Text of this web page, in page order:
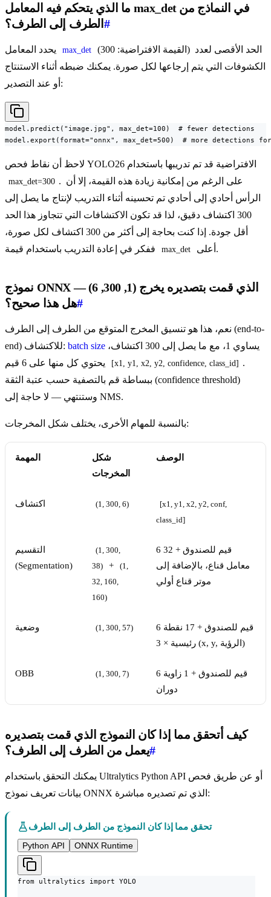
ما الذي يتحكم فيه المعامل max_det في النماذج من
الطرف إلى الطرف؟ #
max_det
(القيمة الافتراضية: 300) الحد الأقصى لعدد
الكشوفات التي يتم إرجاعها لكل صورة. يمكنك ضبطه أثناء الاستنتاج
أو عند التصدير:
model.predict("image.jpg", max_det=100)  # fewer detections
model.export(format="onnx", max_det=500)  # more detections
لاحظ أن نقاط فحص YOLO26 الافتراضية قد تم تدريبها باستخدام
max_det=300 . على الرغم من إمكانية زيادة هذه القيمة، إلا أن
الرأس أحادي إلى أحادي تم تحسينه أثناء التدريب لإنتاج ما يصل إلى
300 اكتشاف دقيق، لذا قد تكون الاكتشافات التي تتجاوز هذا الحد
أقل جودة. إذا كنت بحاجة إلى أكثر من 300 اكتشاف لكل صورة،
max_det أعلى.
نموذج ONNX الذي قمت بتصديره يخرج (1, 300, 6) —
هل هذا صحيح؟#
نعم، هذا هو تنسيق المخرج المتوقع من الطرف إلى الطرف (end-to-
end) للاكتشاف: batch size
[x1, y1, x2, y2, confidence, class_id] .
ببساطة قم بالتصفية حسب عتبة الثقة (confidence threshold)
وستنتهي — لا حاجة إلى NMS.
بالنسبة للمهام الأخرى، يختلف شكل المخرجات:
المهمة
شكل
المخرجات
الوصف
اكتشاف (1, 300, 6)
[x1, y1, x2, y2, conf,
class_id]
التقسيم
(Segmentation)
(1, 300,
38)
+
(1,
32, 160,
160)
6 قيم للصندوق + 32
معامل قناع، بالإضافة إلى
موتر قناع أولي
وضعية (1, 300, 57)
6 قيم للصندوق + 17 نقطة
رئيسية × 3 (x, y, الرؤية)
OBB (1, 300, 7)
6 قيم للصندوق + 1 زاوية
دوران
كيف أتحقق مما إذا كان النموذج الذي قمت بتصديره
يعمل من الطرف إلى الطرف؟#
يمكنك التحقق باستخدام Ultralytics Python API أو عن طريق فحص
بيانات تعريف نموذج ONNX الذي تم تصديره مباشرة:
تحقق مما إذا كان النموذج من الطرف إلى الطرف
Python API
ONNX Runtime
from ultralytics import YOLO